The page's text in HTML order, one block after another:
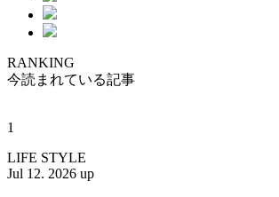
RANKING
今読まれている記事
1
LIFE STYLE
Jul 12. 2026 up